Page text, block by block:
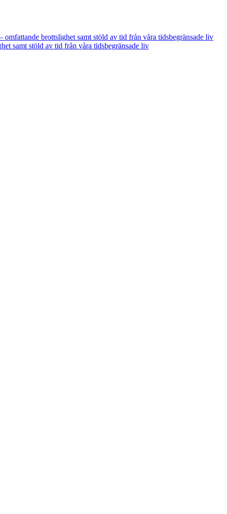
brottslighet samt stöld av tid från våra tidsbegränsade liv
samt stöld av tid från våra tidsbegränsade liv